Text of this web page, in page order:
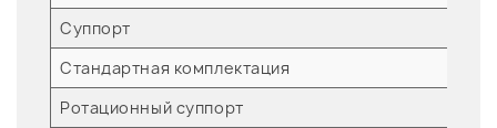
Суппорт
Стандартная комплектация
Ротационный суппорт